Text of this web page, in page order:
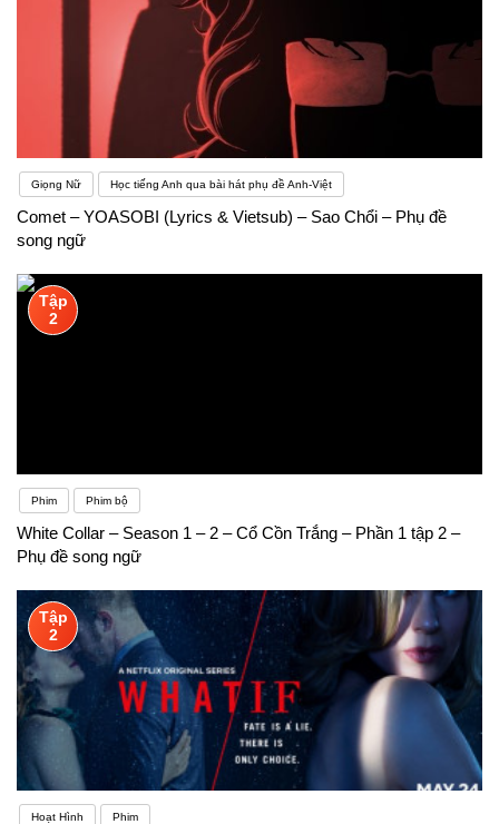
Giọng Nữ Học tiếng Anh qua bài hát phụ đề Anh-Việt
Comet – YOASOBI (Lyrics & Vietsub) – Sao Chổi – Phụ đề
song ngữ
Tập
2
Phim Phim bộ
White Collar – Season 1 – 2 – Cổ Cồn Trắng – Phần 1 tập 2 –
Phụ đề song ngữ
Tập
2
Hoạt Hình Phim